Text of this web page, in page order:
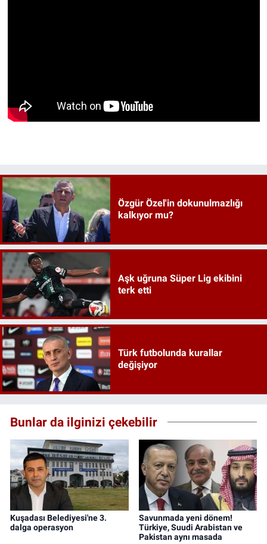
Özgür Özel'in dokunulmazlığı
kalkıyor mu?
Aşk uğruna Süper Lig ekibini
terk etti
Türk futbolunda kurallar
değişiyor
Bunlar da ilginizi çekebilir
Kuşadası Belediyesi'ne 3.
dalga operasyon
Savunmada yeni dönem!
Türkiye, Suudi Arabistan ve
Pakistan aynı masada